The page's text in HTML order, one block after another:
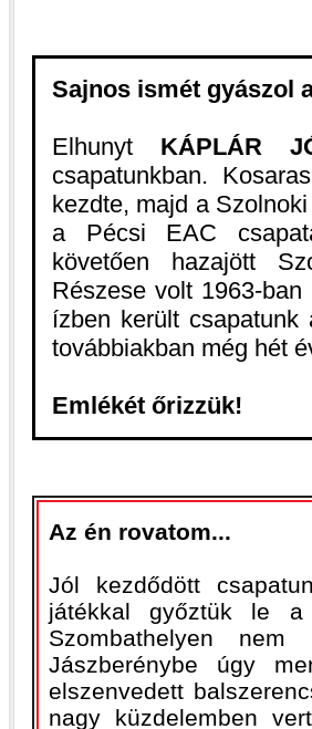
Sajnos ismét gyászol
Elhunyt KÁPLÁR
csapatunkban.
kezdte, majd a
a Pécsi EAC
követően hazajött
Részese volt 1963-
ízben került csapatunk
továbbiakban még hét
Emlékét őrizzük!
Az én rovatom...
Jól kezdődött
játékkal győztük le a
Szombathelyen
Jászberénybe úgy
elszenvedett
nagy küzdelemben